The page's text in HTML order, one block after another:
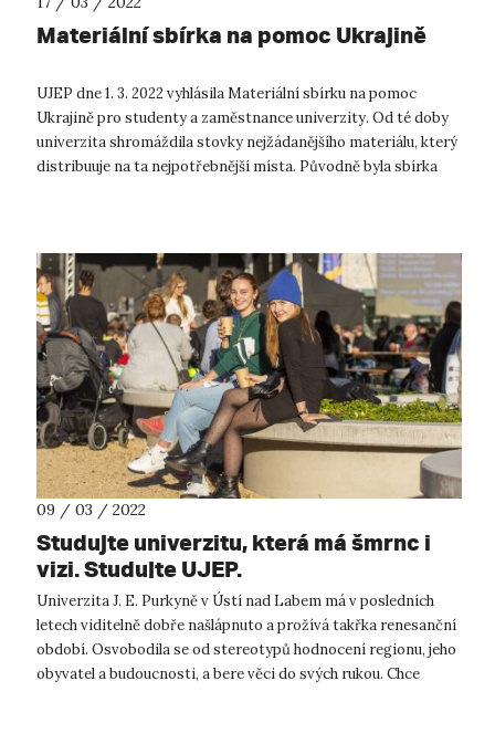
Materiální sbírka na pomoc Ukrajině
UJEP dne 1. 3. 2022 vyhlásila Materiální sbírku na pomoc
Ukrajině pro studenty a zaměstnance univerzity. Od té doby
univerzita shromáždila stovky nejžádanějšího materiálu, který
distribuuje na ta nejpotřebnější místa. Původně byla sbírka
09 / 03 / 2022
Studujte univerzitu, která má šmrnc i
vizi. Studujte UJEP.
Univerzita J. E. Purkyně v Ústí nad Labem má v posledních
letech viditelně dobře našlápnuto a prožívá takřka renesanční
období. Osvobodila se od stereotypů hodnocení regionu, jeho
obyvatel a budoucnosti, a bere věci do svých rukou. Chce